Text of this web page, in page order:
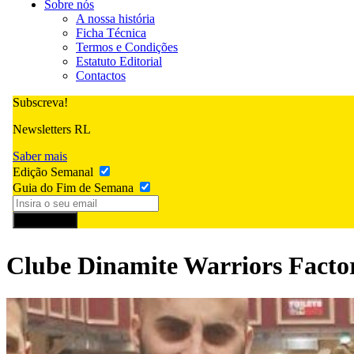
Sobre nós
A nossa história
Ficha Técnica
Termos e Condições
Estatuto Editorial
Contactos
Subscreva!
Newsletters RL
Saber mais
Edição Semanal
Guia do Fim de Semana
Clube Dinamite Warriors